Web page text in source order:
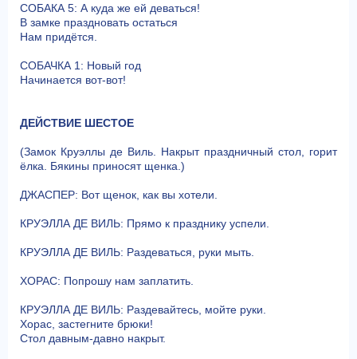
СОБАКА 5: А куда же ей деваться!
В замке праздновать остаться
Нам придётся.
СОБАЧКА 1: Новый год
Начинается вот-вот!
ДЕЙСТВИЕ ШЕСТОЕ
(Замок Круэллы де Виль. Накрыт праздничный стол, горит
ёлка. Бякины приносят щенка.)
ДЖАСПЕР: Вот щенок, как вы хотели.
КРУЭЛЛА ДЕ ВИЛЬ: Прямо к празднику успели.
КРУЭЛЛА ДЕ ВИЛЬ: Раздеваться, руки мыть.
ХОРАС: Попрошу нам заплатить.
КРУЭЛЛА ДЕ ВИЛЬ: Раздевайтесь, мойте руки.
Хорас, застегните брюки!
Стол давным-давно накрыт.